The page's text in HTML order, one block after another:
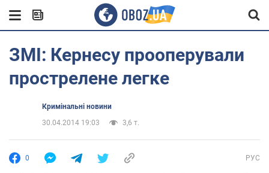
ЗМІ: Кернесу прооперували
прострелене легке
Кримінальні новини
30.04.2014 19:03
3,6 т.
0 РУС